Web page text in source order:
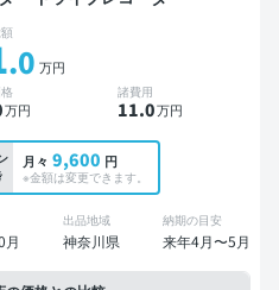
.0 万円
万円
諸費用
11.0万円
月々 9,600 円
※金額は変更できます。
月
出品地域
神奈川県
納期の目安
来年4月〜5月